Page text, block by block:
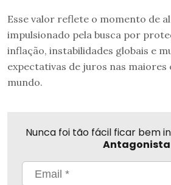
Esse valor reflete o momento de
impulsionado pela busca por
inflação, instabilidades globais e
expectativas de juros nas maiores
mundo.
Nunca foi tão fácil ficar bem
Antagonista